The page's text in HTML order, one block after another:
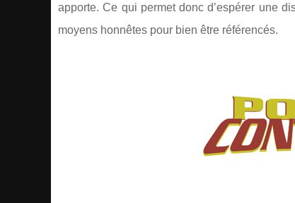
apporte. Ce qui permet donc d’espérer une
moyens honnêtes pour bien être référencés.